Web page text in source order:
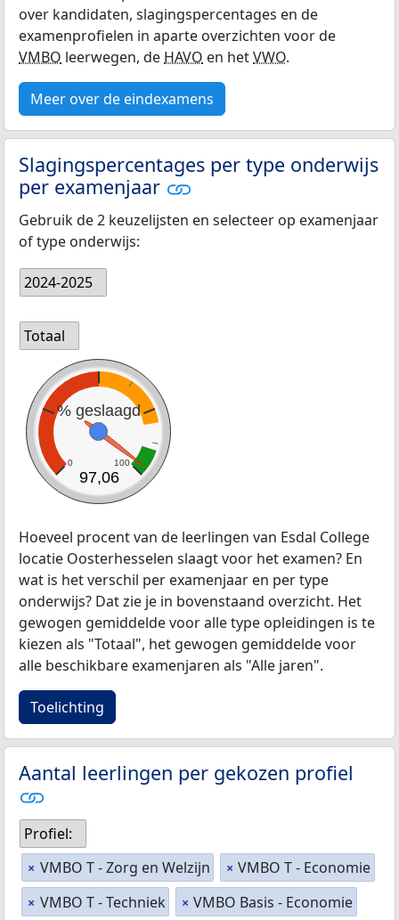
over kandidaten, slagingspercentages en de
examenprofielen in aparte overzichten voor de
VMBO leerwegen, de HAVO en hetVWO.
Meer over de eindexamens
Slagingspercentages per type onderwijs
per examenjaar
Gebruik de 2 keuzelijsten en selecteer op examenjaar
of type onderwijs:
2024-2025
Totaal
% geslaagd
0 100
97,06
Hoeveel procent van de leerlingen van Esdal College
locatie Oosterhesselen slaagt voor het examen? En
wat is het verschil per examenjaar en per type
onderwijs? Dat zie je in bovenstaand overzicht. Het
gewogen gemiddelde voor alle type opleidingen is te
kiezen als "Totaal", het gewogen gemiddelde voor
alle beschikbare examenjaren als "Alle jaren".
Toelichting
Aantal leerlingen per gekozen profiel
Profiel:
× VMBO T - Zorg en Welzijn × VMBO T - Economie
× VMBO T - Techniek × VMBO Basis - Economie